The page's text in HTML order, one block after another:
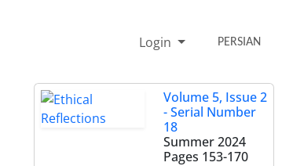
Login PERSIAN
Volume 5, Issue 2
- Serial Number
18
Summer 2024
Pages 153-170